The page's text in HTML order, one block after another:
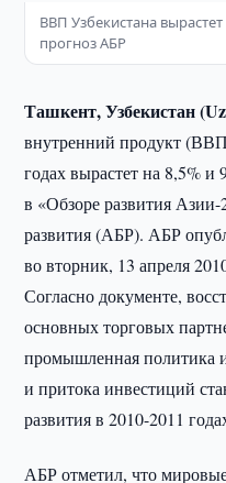
ВВП Узбекистана вырастет
прогноз АБР
Ташкент, Узбекистан
внутренний продукт
годах вырастет на 8,5% и
в «Обзоре развития Азии-
развития (АБР). АБР
во вторник, 13 апреля
Согласно документе,
основных торговых
промышленная политика
и притока инвестиций
развития в 2010-2011
АБР отметил, что